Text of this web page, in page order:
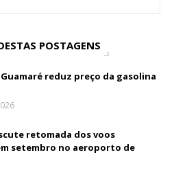
POSTAGENS
reduz preço da gasolina
retomada dos voos
setembro no aeroporto de